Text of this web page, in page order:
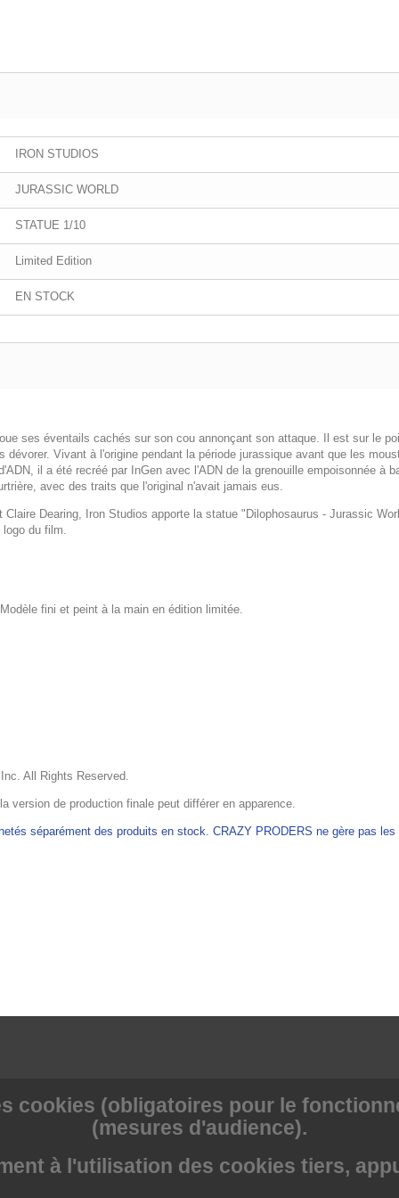
IRON STUDIOS
JURASSIC WORLD
STATUE 1/10
Limited Edition
EN STOCK
ses éventails cachés sur son cou annonçant son attaque. Il est sur le
Vivant à l'origine pendant la période jurassique avant que les
il a été recréé par InGen avec l'ADN de la grenouille empoisonnée à
avec des traits que l'original n'avait jamais eus.
Dearing, Iron Studios apporte la statue "Dilophosaurus - Jurassic
du film.
fini et peint à la main en édition limitée.
All Rights Reserved.
version de production finale peut différer en apparence.
séparément des produits en stock. CRAZY PRODERS ne gère pas
cookies (obligatoires pour le
(mesures d'audience).
à l'utilisation des cookies tiers,